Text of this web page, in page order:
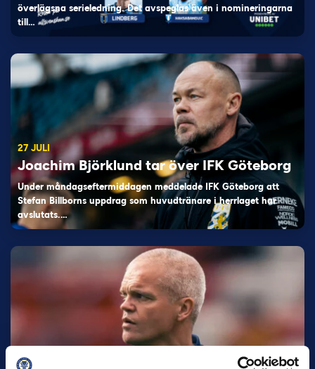
överlägsna serieledning. Det avspeglas även i nomineringarna
till…
27 JULI
Joachim Björklund tar över IFK Göteborg
Under måndagseftermiddagen meddelade IFK Göteborg att
Stefan Billborns uppdrag som huvudtränare i herrlaget har
avslutats.…